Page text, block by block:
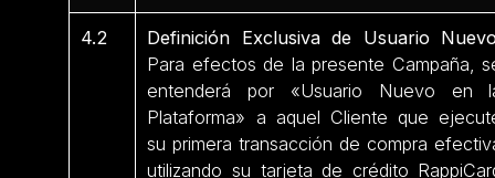
4.2
Definición Exclusiva de Usuario
Para efectos de la presente Campaña,
entenderá por «Usuario Nuevo en
Plataforma» a aquel Cliente que
su primera transacción de compra
utilizando su tarjeta de crédito